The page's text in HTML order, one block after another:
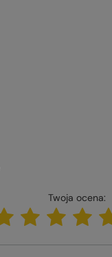
Twoja ocena: